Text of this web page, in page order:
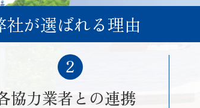
社が選ばれる理由
協力業者との連携